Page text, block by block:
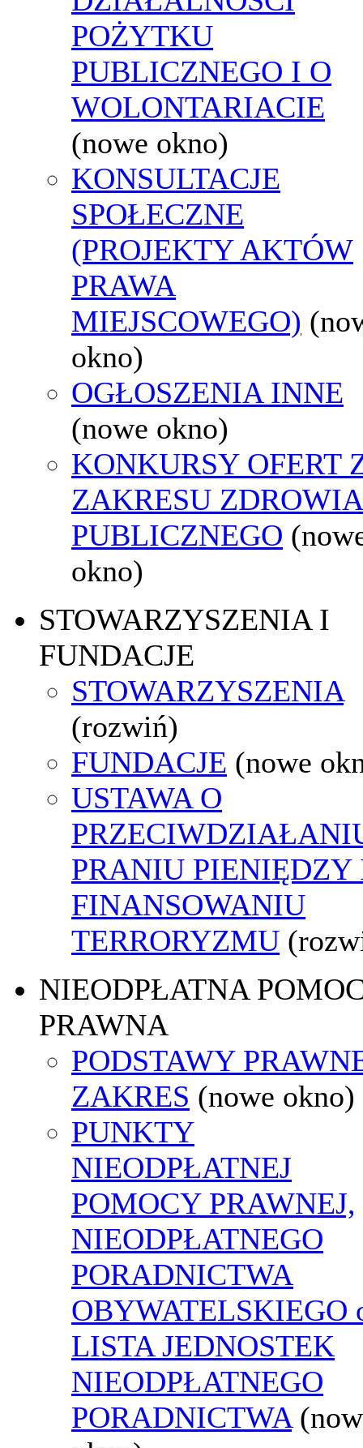
POŻYTKU
PUBLICZNEGO I O
WOLONTARIACIE
(nowe okno)
KONSULTACJE
SPOŁECZNE
(PROJEKTY AKTÓW
PRAWA
MIEJSCOWEGO)
okno)
OGŁOSZENIA INNE
(nowe okno)
KONKURSY OFERT
ZAKRESU ZDROWIA
PUBLICZNEGO
okno)
STOWARZYSZENIA I
FUNDACJE
STOWARZYSZENIA
(rozwiń)
FUNDACJE (nowe
USTAWA O
PRANIU PIENIĘDZY
FINANSOWANIU
TERRORYZMU
NIEODPŁATNA
PRAWNA
PODSTAWY
ZAKRES (nowe okno)
PUNKTY
NIEODPŁATNEJ
POMOCY PRAWNEJ,
NIEODPŁATNEGO
PORADNICTWA
OBYWATELSKIEGO
LISTA JEDNOSTEK
NIEODPŁATNEGO
PORADNICTWA